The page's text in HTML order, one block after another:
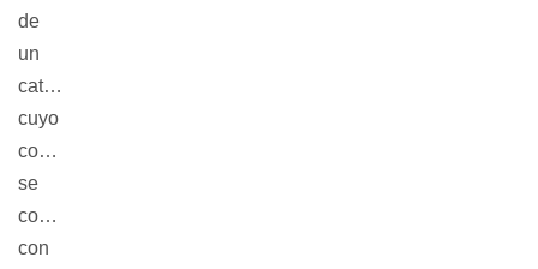
de
un
catálogo
cuyo
contenido
se
conforma
con